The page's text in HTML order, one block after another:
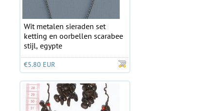
Wit metalen sieraden set
ketting en oorbellen scarabee
stijl, egypte
€5.80 EUR